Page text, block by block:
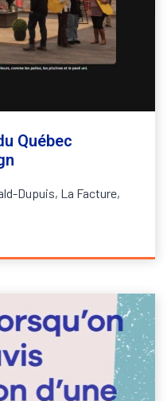
Québec
Dupuis, La Facture,